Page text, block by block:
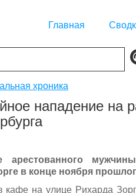
Главная
хроника
нападение на
арестованного
в конце ноября
кафе на улице Рихарда